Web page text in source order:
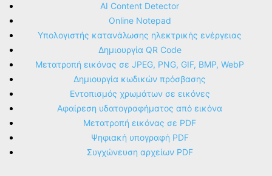
AI Content Detector
Online Notepad
Υπολογιστής κατανάλωσης ηλεκτρικής ενέργειας
Δημιουργία QR Code
Μετατροπή εικόνας σε JPEG, PNG, GIF, BMP, WebP
Δημιουργία κωδικών πρόσβασης
Εντοπισμός χρωμάτων σε εικόνες
Αφαίρεση υδατογραφήματος από εικόνα
Μετατροπή εικόνας σε PDF
Ψηφιακή υπογραφή PDF
Συγχώνευση αρχείων PDF